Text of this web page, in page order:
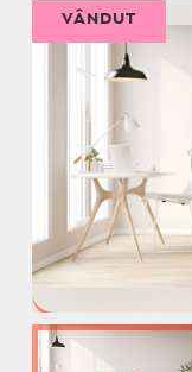
VÂNDUT